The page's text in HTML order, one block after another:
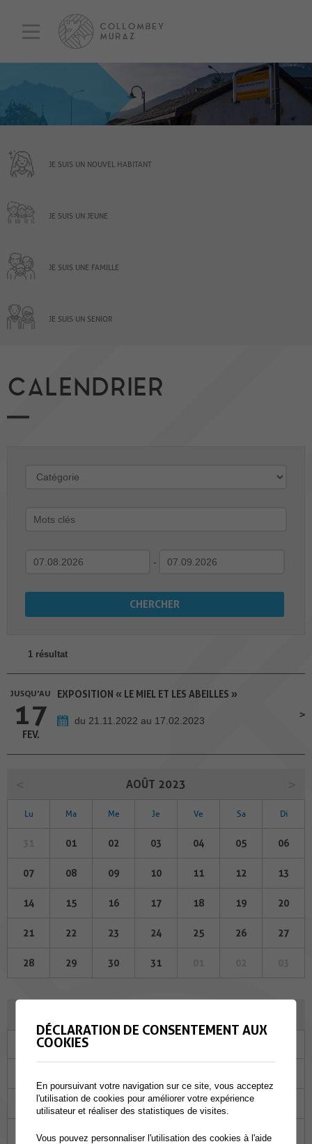
JE SUIS UN NOUVEL HABITANT
JE SUIS UN JEUNE
JE SUIS UNE FAMILLE
JE SUIS UN SENIOR
CALENDRIER
-
1 résultat
JUSQU'AU
17
FEV.
EXPOSITION « LE MIEL ET LES ABEILLES »
du 21.11.2022 au 17.02.2023
AOÛT 2023
Lu Ma Me Je Ve Sa Di
01 02 03 04 05 06
07 08 09 10 11 12 13
14 15 16 17 18 19 20
21 22 23 24 25 26 27
28 29 30 31
Ma
05 06 07 08 09
14 15 16
DÉCLARATION DE CONSENTEMENT AUX
COOKIES
En poursuivant votre navigation sur ce site, vous acceptez
l'utilisation de cookies pour améliorer votre expérience
utilisateur et réaliser des statistiques de visites.
Vous pouvez personnaliser l'utilisation des cookies à l'aide